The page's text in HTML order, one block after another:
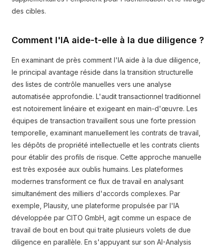
des cibles.
Comment l'IA aide-t-elle à la due diligence ?
En examinant de près comment l'IA aide à la due diligence,
le principal avantage réside dans la transition structurelle
des listes de contrôle manuelles vers une analyse
automatisée approfondie. L'audit transactionnel traditionnel
est notoirement linéaire et exigeant en main-d'œuvre. Les
équipes de transaction travaillent sous une forte pression
temporelle, examinant manuellement les contrats de travail,
les dépôts de propriété intellectuelle et les contrats clients
pour établir des profils de risque. Cette approche manuelle
est très exposée aux oublis humains. Les plateformes
modernes transforment ce flux de travail en analysant
simultanément des milliers d'accords complexes. Par
exemple, Plausity, une plateforme propulsée par l'IA
développée par CITO GmbH, agit comme un espace de
travail de bout en bout qui traite plusieurs volets de due
diligence en parallèle. En s'appuyant sur son AI-Analysis